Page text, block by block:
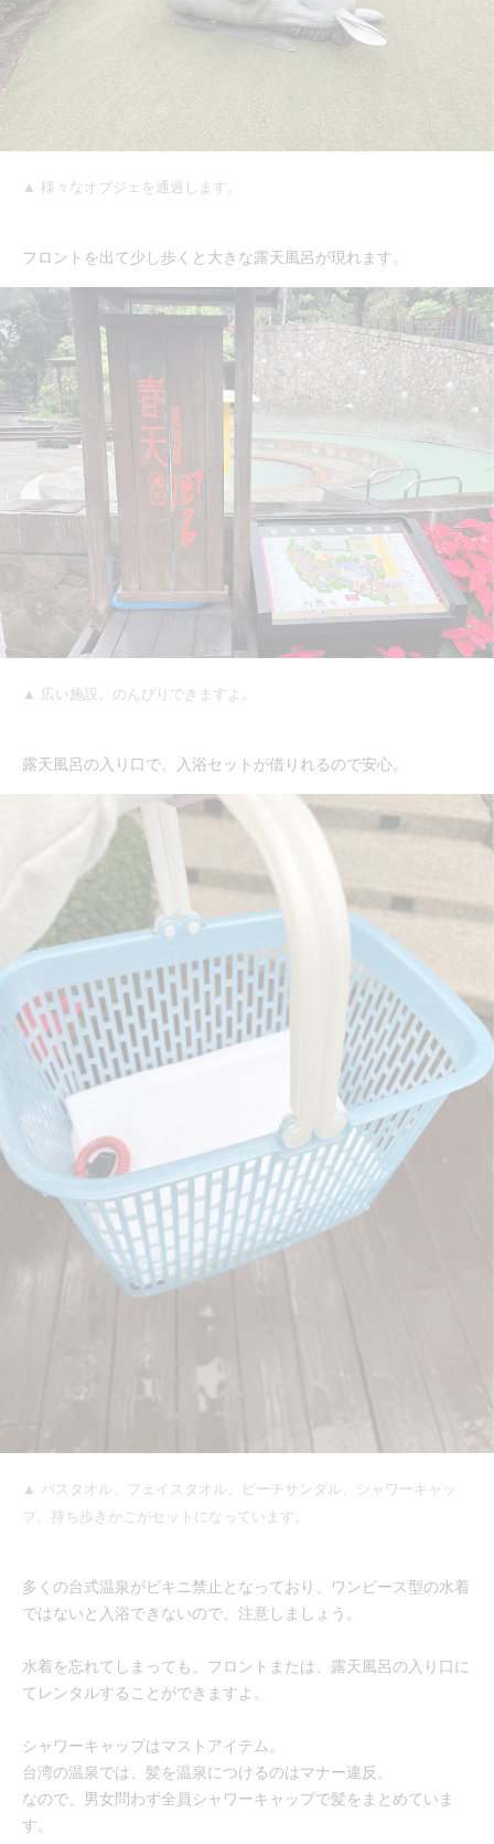
▲ 様々なオブジェを通過します。
フロントを出て少し歩くと大きな露天風呂が現れます。
▲ 広い施設。のんびりできますよ。
露天風呂の入り口で、入浴セットが借りれるので安心。
▲ バスタオル、フェイスタオル、ビーチサンダル、シャワーキャッ
プ、持ち歩きかごがセットになっています。
多くの台式温泉がビキニ禁止となっており、ワンピース型の水着
ではないと入浴できないので、注意しましょう。
水着を忘れてしまっても、フロントまたは、露天風呂の入り口に
てレンタルすることができますよ。
シャワーキャップはマストアイテム。
台湾の温泉では、髪を温泉につけるのはマナー違反。
なので、男女問わず全員シャワーキャップで髪をまとめていま
す。